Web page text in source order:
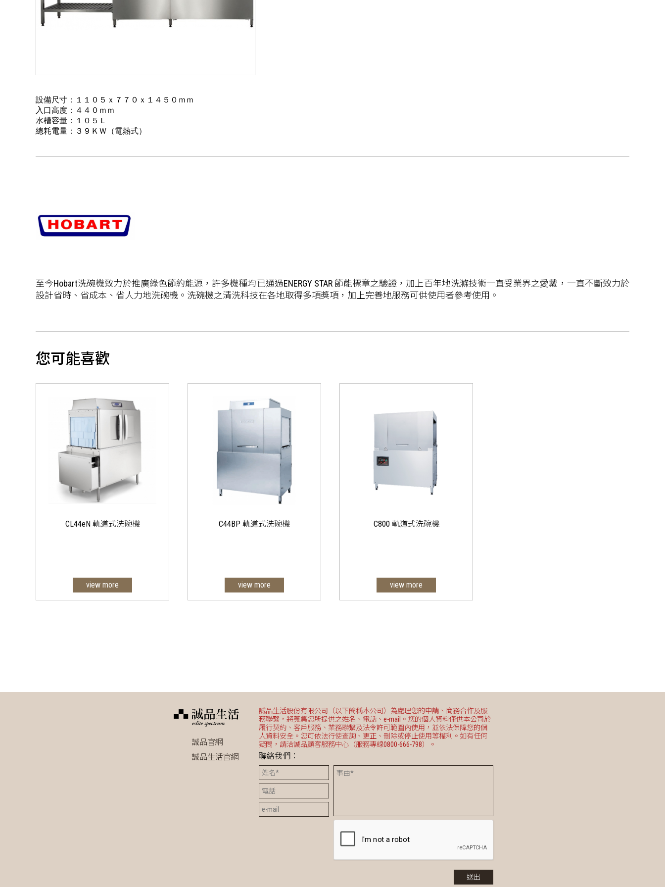
設備尺寸：１１０５ｘ７７０ｘ１４５０ｍｍ
入口高度：４４０ｍｍ
水槽容量：１０５Ｌ
總耗電量：３９ＫＷ（電熱式）
至今Hobart洗碗機致力於推廣綠色節約能源，許多機種均已通過ENERGY STAR 節能標章之驗證，加上百年地洗滌技術一直受業界之愛戴，一直不斷致力於
設計省時、省成本、省人力地洗碗機。洗碗機之清洗科技在各地取得多項獎項，加上完善地服務可供使用者參考使用。
您可能喜歡
CL44eN 軌道式洗碗機
view more
C44BP 軌道式洗碗機
1.不鏽鋼沖洗臂，更加耐用
2.內凹式噴嘴，殘渣不易堵塞
view more
C800 軌道式洗碗機
1.結構緊湊，最大限度節省操作
空間
view more
誠品官網
誠品生活官網
誠品生活股份有限公司（以下簡稱本公司）為處理您的申請、商務合作及服
務聯繫，將蒐集您所提供之姓名、電話、e-mail。您的個人資料僅供本公司於
履行契約、客戶服務、業務聯繫及法令許可範圍內使用，並依法保障您的個
人資料安全。您可依法行使查詢、更正、刪除或停止使用等權利。如有任何
疑問，請洽誠品顧客服務中心（服務專線0800-666-798）。
聯絡我們：